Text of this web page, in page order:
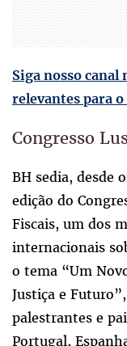
Siga nosso canal
relevantes para o
Congresso
BH sedia, desde
edição do
Fiscais, um dos
internacionais
o tema “Um
Justiça e
palestrantes e
Portugal,